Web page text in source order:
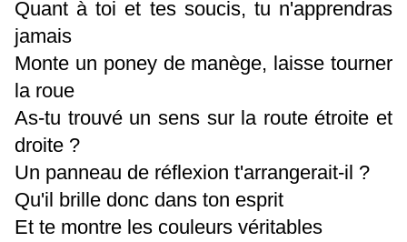
Quant à toi et tes soucis, tu n'apprendras
jamais
Monte un poney de manège, laisse tourner
la roue
As-tu trouvé un sens sur la route étroite et
droite ?
Un panneau de réflexion t'arrangerait-il ?
Qu'il brille donc dans ton esprit
Et te montre les couleurs véritables